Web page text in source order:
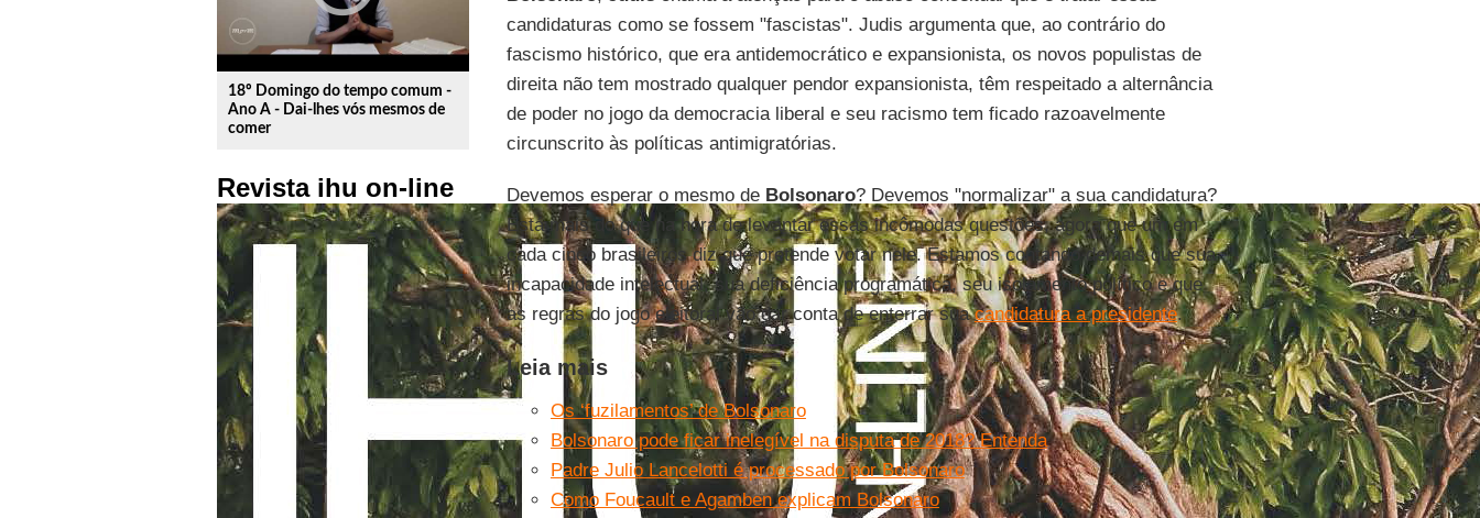
18º Domingo do tempo comum -
Ano A - Dai-lhes vós mesmos de
comer
Revista ihu on-line
candidaturas como se fossem "fascistas". Judis argumenta que, ao contrário do
fascismo histórico, que era antidemocrático e expansionista, os novos populistas de
direita não tem mostrado qualquer pendor expansionista, têm respeitado a alternância
de poder no jogo da democracia liberal e seu racismo tem ficado razoavelmente
circunscrito às políticas antimigratórias.
Devemos esperar o mesmo de Bolsonaro? Devemos "normalizar" a sua candidatura?
Está mais do que na hora de levantar essas incômodas questões, agora que um em
cada cinco brasileiros diz que pretende votar nele. Estamos contando demais que sua
incapacidade intelectual, sua deficiência programática, seu isolamento político e que
as regras do jogo eleitoral vão dar conta de enterrar suacandidatura a presidente.
Leia mais
Os ‘fuzilamentos’ de Bolsonaro
Bolsonaro pode ficar inelegível na disputa de 2018? Entenda
Padre Julio Lancelotti é processado por Bolsonaro
Como Foucault e Agamben explicam Bolsonaro